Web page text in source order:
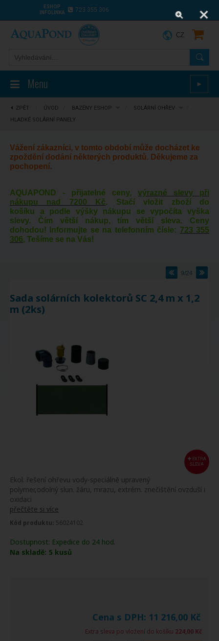
ESHOP
INFOLINKA
723 355 306
Menu ►
CZ
ZPĚT ÚVOD BAZÉNY ESHOP SOLÁRNÍ OHŘEV
HLADKÉ SOLÁRNÍ PANELY
Vážení zákazníci, v tomto období může docházet ke
zpoždění dodání některých produktů. Děkujeme za
pochopení.
AQUAPOND - přijatelné ceny, výrazné slevy při
nákupu nad 7200 Kč. Stačí vložit zboží do
košíku a podle výšky nákupu se vypočíta vyška
slevy. Čím větší nákup, tím větší sleva. Ceny
dohodou! Informujte se na telefonním čísle: 723 355
306, Tešíme se na Vás!
9/24
Sada solárních kolektorů SC 2,4 m x 1,2
m (2ks)
EXTRA
SLEVA
Ekol. řešení ohřevu vody-speciálně upravený
polymer,odolný slun. žáru, mrazu, extrém. znečištění ovzduší i
oxidaci
přečtěte si více
Kód produktu: 56024102
Dostupnost: Expedice do 24 hod.
Na skladě: 5 kusů
Cena s DPH: 11 216,00 Kč
Extra sleva po vložení do košíku 224,00 Kč